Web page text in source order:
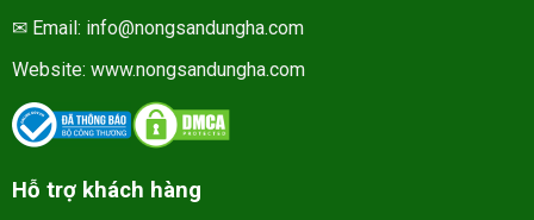
✉ Email: info@nongsandungha.com
Website: www.nongsandungha.com
Hỗ trợ khách hàng